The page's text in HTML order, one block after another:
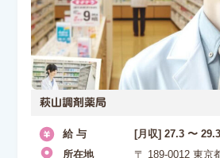
萩山調剤薬局
給 与
[月収] 27.3 〜
所在地
〒 189-0012 東京